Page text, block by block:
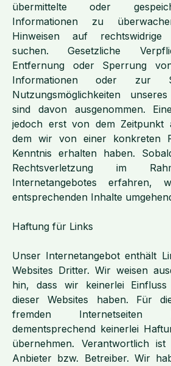
übermittelte oder
Informationen zu
Hinweisen auf
suchen. Gesetzliche
Entfernung oder Sperrung
Informationen oder zur
Nutzungsmöglichkeiten
sind davon ausgenommen.
jedoch erst von dem Zeitpunkt
dem wir von einer konkreten
Kenntnis erhalten haben.
Rechtsverletzung im
Internetangebotes erfahren,
entsprechenden Inhalte
Haftung für Links
Unser Internetangebot enthält
Websites Dritter. Wir weisen
hin, dass wir keinerlei
dieser Websites haben. Für
fremden
dementsprechend keinerlei
übernehmen. Verantwortlich ist
Anbieter bzw. Betreiber. Wir